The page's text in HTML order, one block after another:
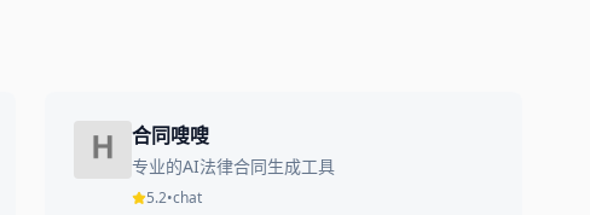
合同嗖嗖
专业的AI法律合同生成工具
5.2•chat